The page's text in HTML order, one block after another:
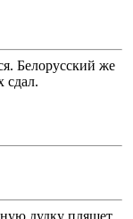
Белорусский же
сдал.
дудку пляшет